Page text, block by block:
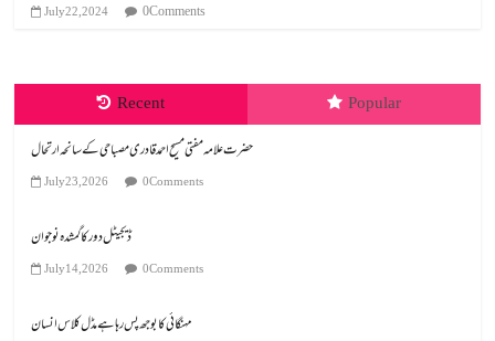
July 22, 2024 0 Comments
Recent Popular
July 23, 2026 0 Comments
ڈیجیٹل دور کا گمشدہ نوجوان
July 14, 2026 0 Comments
مہنگائی کا بوجھ پس رہا ہے مڈل کلاس انسان